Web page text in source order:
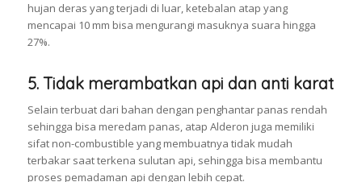
hujan deras yang terjadi di luar, ketebalan atap yang
mencapai 10 mm bisa mengurangi masuknya suara hingga
27%.
5. Tidak merambatkan api dan anti karat
Selain terbuat dari bahan dengan penghantar panas rendah
sehingga bisa meredam panas, atap Alderon juga memiliki
sifat non-combustible yang membuatnya tidak mudah
terbakar saat terkena sulutan api, sehingga bisa membantu
proses pemadaman api dengan lebih cepat.